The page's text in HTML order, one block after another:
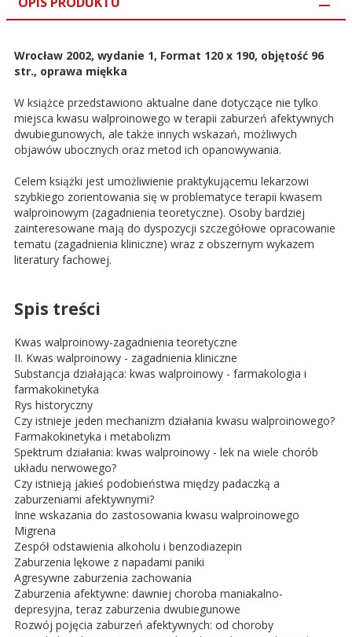
Wrocław 2002, wydanie 1, Format 120 x 190, objętość 96
str., oprawa miękka
W książce przedstawiono aktualne dane dotyczące nie tylko
miejsca kwasu walproinowego w terapii zaburzeń afektywnych
dwubiegunowych, ale także innych wskazań, możliwych
objawów ubocznych oraz metod ich opanowywania.
Celem książki jest umożliwienie praktykującemu lekarzowi
szybkiego zorientowania się w problematyce terapii kwasem
walproinowym (zagadnienia teoretyczne). Osoby bardziej
zainteresowane mają do dyspozycji szczegółowe opracowanie
tematu (zagadnienia kliniczne) wraz z obszernym wykazem
literatury fachowej.
Spis treści
Kwas walproinowy-zagadnienia teoretyczne
II. Kwas walproinowy - zagadnienia kliniczne
Substancja działająca: kwas walproinowy - farmakologia i
farmakokinetyka
Rys historyczny
Czy istnieje jeden mechanizm działania kwasu walproinowego?
Farmakokinetyka i metabolizm
Spektrum działania: kwas walproinowy - lek na wiele chorób
układu nerwowego?
Czy istnieją jakieś podobieństwa między padaczką a
zaburzeniami afektywnymi?
Inne wskazania do zastosowania kwasu walproinowego
Migrena
Zespół odstawienia alkoholu i benzodiazepin
Zaburzenia lękowe z napadami paniki
Agresywne zaburzenia zachowania
Zaburzenia afektywne: dawniej choroba maniakalno-
depresyjna, teraz zaburzenia dwubiegunowe
Rozwój pojęcia zaburzeń afektywnych: od choroby